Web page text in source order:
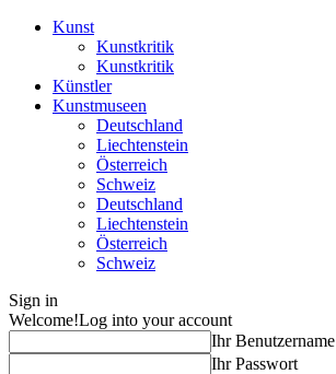
Kunst
Kunstkritik
Kunstkritik
Künstler
Kunstmuseen
Deutschland
Liechtenstein
Österreich
Schweiz
Deutschland
Liechtenstein
Österreich
Schweiz
Sign in
Welcome!Log into your account
Ihr Benutzername
Ihr Passwort